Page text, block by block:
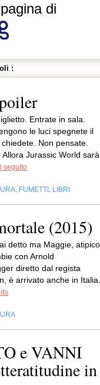
di
:
Entrate in sala.
le luci spegnete il
Non pensate.
Allora Jurassic World sarà
seguito
FUMETTI LIBRI
(2015)
detto ma Maggie, atipico
con Arnold
diretto dal regista
è arrivato anche in Italia.
e VANNI
in